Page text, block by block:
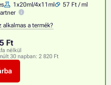
1x20ml/4x11ml
57 Ft / ml
a termék?
Ft
nélkül
30 napban: 2 820 Ft